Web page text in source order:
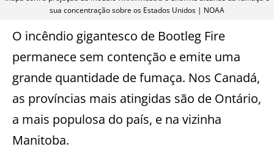
sua concentração sobre os Estados Unidos | NOAA
O incêndio gigantesco de Bootleg Fire
permanece sem contenção e emite uma
grande quantidade de fumaça. Nos Canadá,
as províncias mais atingidas são de Ontário,
a mais populosa do país, e na vizinha
Manitoba.